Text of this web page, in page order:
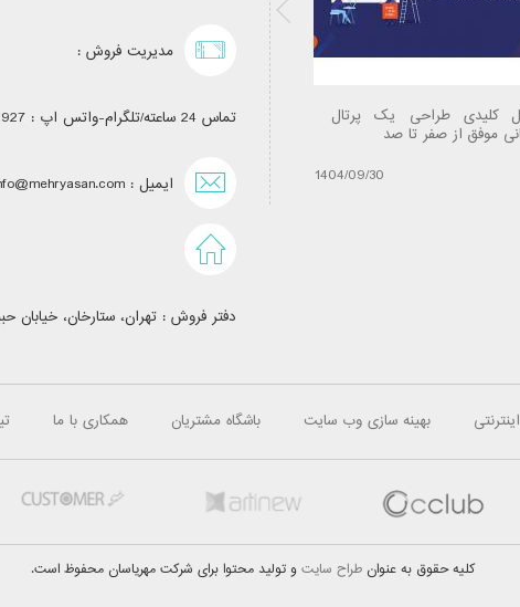
طراحی تخصصی وب سایت
مخصوص صنف ابزارآلات
1401/09/21
کلیدی طراحی یک پرتال
موفق از صفر تا صد
1404/09/30
مدیریت فروش :
تماس 24 ساعته/تلگرام-واتس اپ : 09122502927
ایمیل : info@mehryasan.com
دفتر فروش : تهران، ستارخان، خیابان
بهینه سازی وب سایت باشگاه مشتریان همکاری با ما
کلیه حقوق به عنوان طراح سایتو تولید محتوا برای شرکت مهریاسان محفوظ است.